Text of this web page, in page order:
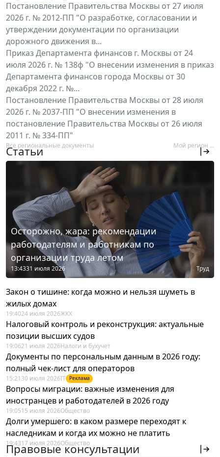
Постановление Правительства Москвы от 27 июля
2026 г. № 2012-ПП "О разработке, согласовании и
утверждении документации по организации
дорожного движения в...
Приказ Департамента финансов г. Москвы от 24
июля 2026 г. № 138ф "О внесении изменения в приказ
Департамента финансов города Москвы от 30
декабря 2022 г. №...
Постановление Правительства Москвы от 28 июля
2026 г. № 2037-ПП "О внесении изменения в
постановление Правительства Москвы от 26 июля
2011 г. № 334-ПП"
Все региональные документы Мой регион ...
Статьи
Осторожно, жара: рекомендации
работодателям и работникам по
организации труда летом
13:4331 июля 2026 Труд
Закон о тишине: когда можно и нельзя шуметь в
жилых домах
19:4024 июля 2026ЖКХ
Налоговый контроль и реконструкция: актуальные
позиции высших судов
19:0621 июля 2026Налоги и бухучет
Документы по персональным данным в 2026 году:
полный чек-лист для операторов
15:21 30 июля 2026IT Реклама
Вопросы миграции: важные изменения для
иностранцев и работодателей в 2026 году
19:0515 июля 2026Общество
Долги умершего: в каком размере переходят к
наследникам и когда их можно не платить
19:4317 июля 2026Общество
Правовые консультации